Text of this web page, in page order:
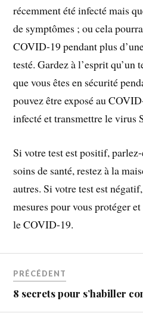
récemment été infecté mais
de symptômes ; ou cela
COVID-19 pendant plus
testé. Gardez à l’esprit qu’un
que vous êtes en sécurité
pouvez être exposé au
infecté et transmettre le virus
Si votre test est positif,
soins de santé, restez à la
autres. Si votre test est
mesures pour vous protéger
le COVID-19.
PRÉCÉDENT
8 secrets pour s’habiller